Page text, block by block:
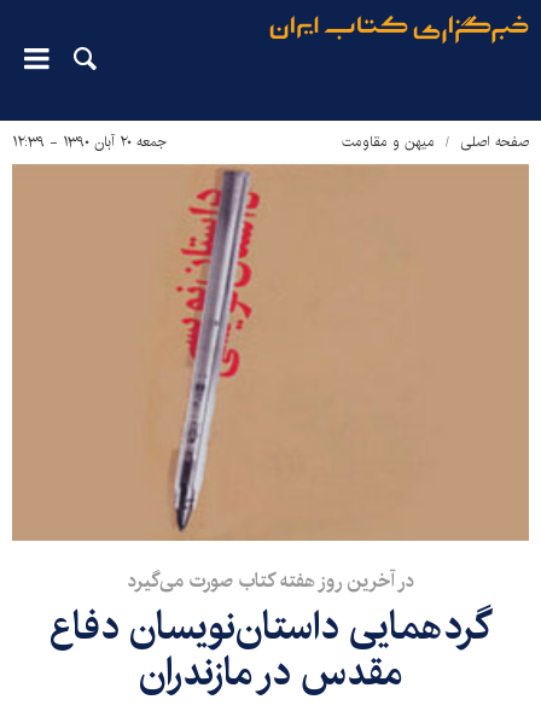
صفحه اصلی میهن و مقاومت جمعه ۲۰ آبان ۱۳۹۰ - ۱۲:۳۹
در آخرين روز هفته كتاب صورت می‌گیرد
گردهمایی داستان‌نويسان دفاع
مقدس در مازندران